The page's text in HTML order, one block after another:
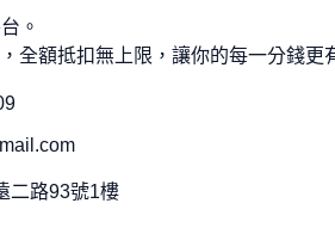
。
全額抵扣無上限，讓你的每一分錢更
二路93號1樓